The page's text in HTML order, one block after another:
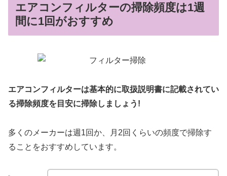
エアコンフィルターの掃除頻度は1週
間に1回がおすすめ
エアコンフィルターは基本的に取扱説明書に記載されてい
る掃除頻度を目安に掃除しましょう!
多くのメーカーは週1回か、月2回くらいの頻度で掃除す
ることをおすすめしています。